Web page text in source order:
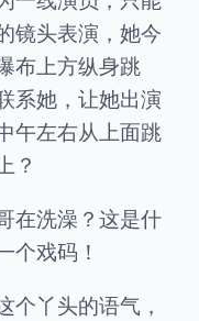
镜头表演，她今
布上方纵身跳
系她，让她出演
午左右从上面跳
？
在洗澡？这是什
个戏码！
个丫头的语气，